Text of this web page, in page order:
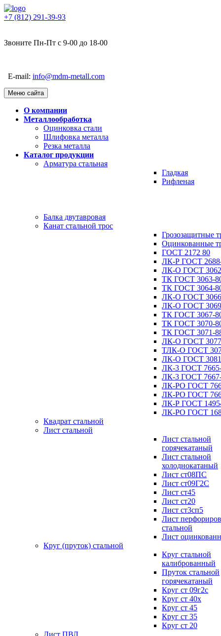
+7 (812) 291-39-93
Звоните Пн-Пт с 9-00 до 18-00
E-mail: info@mdm-metall.com
Меню сайта
О компании
Металлообработка
Оцинковка стали
Шлифовка металла
Резка металла
Каталог продукции
Арматура стальная
Гладкая
Рифленая
Балка двутавровая
Канат стальной трос
Грозозащитные
Оцинкованные
ГОСТ 2172 80
ЛК-Р ГОСТ
ЛК-О ГОСТ
ТК ГОСТ 3063-
ТК ГОСТ 3064-
ЛК-О ГОСТ
ЛК-О ГОСТ
ТК ГОСТ 3067-
ТК ГОСТ 3070-
ТК ГОСТ 3071-
ЛК-О ГОСТ
ТЛК-О ГОСТ
ЛК-О ГОСТ
ЛК-3 ГОСТ
ЛК-3 ГОСТ
ЛК-РО ГОСТ
ЛК-РО ГОСТ
ЛК-Р ГОСТ
ЛК-РО ГОСТ
Квадрат стальной
Лист стальной
Лист стальной
горячекатаный
Лист стальной
холоднокатаный
Лист ст08ПС
Лист ст09Г2С
Лист ст45
Лист ст20
Лист ст3сп5
Лист
стальной
Лист
Круг (пруток) стальной
Круг стальной
калиброванный
Пруток стальной
горячекатаный
Круг ст 09г2с
Круг ст 40х
Круг ст 45
Круг ст 35
Круг ст 20
Лист ПВЛ